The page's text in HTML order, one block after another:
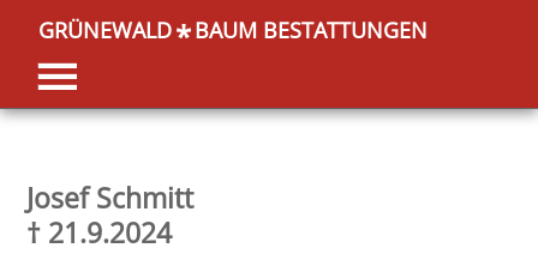
GRÜNEWALD*BAUM BESTATTUNGEN
Josef Schmitt
† 21.9.2024